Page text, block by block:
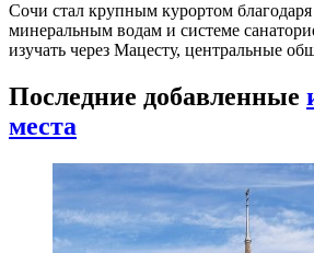
Сочи стал крупным курортом благодаря
минеральным водам и системе
изучать через Мацесту, центральные
Последние добавленные
места